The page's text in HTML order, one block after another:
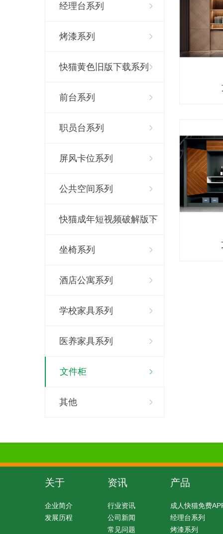
列
经理台系列
烤漆系列
快猫黄色旧版下载系列
前台系列
职员台系列
屏风卡位系列
公共空间系列
快猫成年短视频破解版下
载系列
坐椅系列
酒店公寓系列
学校家具系列
医养家具系列
文件柜
其他
关于
企业简介
发展历程
资讯
行业资讯
公司新闻
常见问题
产品
成人快猫免费
经理台系列
烤漆系列